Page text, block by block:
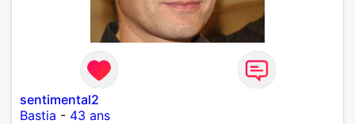
sentimental2
Bastia - 43 ans